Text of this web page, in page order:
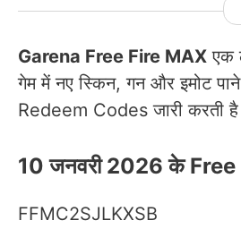
Garena Free Fire MAX एक
गेम में नए स्किन, गन और इमोट
Redeem Codes जारी करती
10 जनवरी 2026 के
FFMC2SJLKXSB